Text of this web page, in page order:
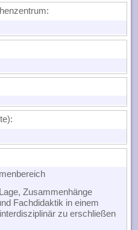
Zusammenhänge
Fachdidaktik in einem
zu erschließen